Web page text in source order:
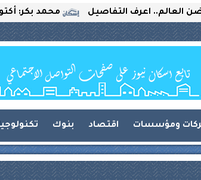
محمد بكر: أكتوبر وزايد اعرف التفاصيل
ومؤسسات اقتصاد بنوك